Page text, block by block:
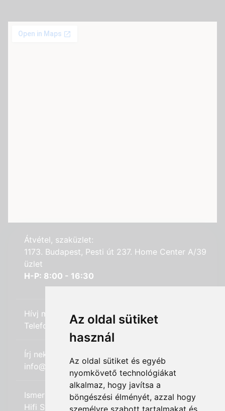
Az oldal sütiket
használ
Az oldal sütiket és egyéb
nyomkövető technológiákat
alkalmaz, hogy javítsa a
böngészési élményét, azzal hogy
személyre szabott tartalmakat és
Átvétel, szaküzlet:
1173. Budapest, Pesti út 237. Home Center A/39
üzlet
H-P: 8:00 - 16:30
Hívj minket:
Telefon: +36 (20) 989-7969
Írj nekünk:
info@hifi-station.hu
Ismerd meg cégünket:
Hifi Station Kft.